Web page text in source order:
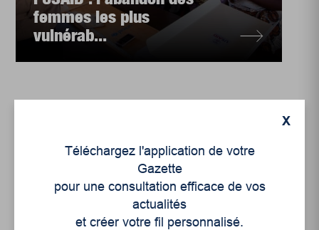
femmes les plus
vulnérab...
X
Téléchargez l'application de votre
Gazette
pour une consultation efficace de vos
actualités
et créer votre fil personnalisé.